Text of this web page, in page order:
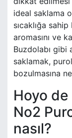
ideal saklama
sıcaklığa
aromasını ve
Buzdolabı gibi
saklamak,
bozulmasına
Hoyo
No2
nasıl?